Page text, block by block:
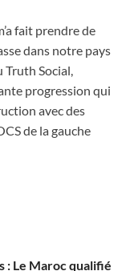
fait prendre de
dans notre pays
Truth Social,
progression qui
avec des
de la gauche
: Le Maroc qualifié